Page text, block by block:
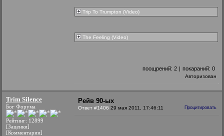
Trip To Trumpton (Video)
The Feeling (Video)
поощрений: 2 | покараний: 0
Авторизован
Trim Silence
Бог Форума
Рейтинг: 12899
[Заценки]
[Комментарии]
Рейв 90-ых
Ответ #1406 29 мая 2011, 17:46:11 Процитировать